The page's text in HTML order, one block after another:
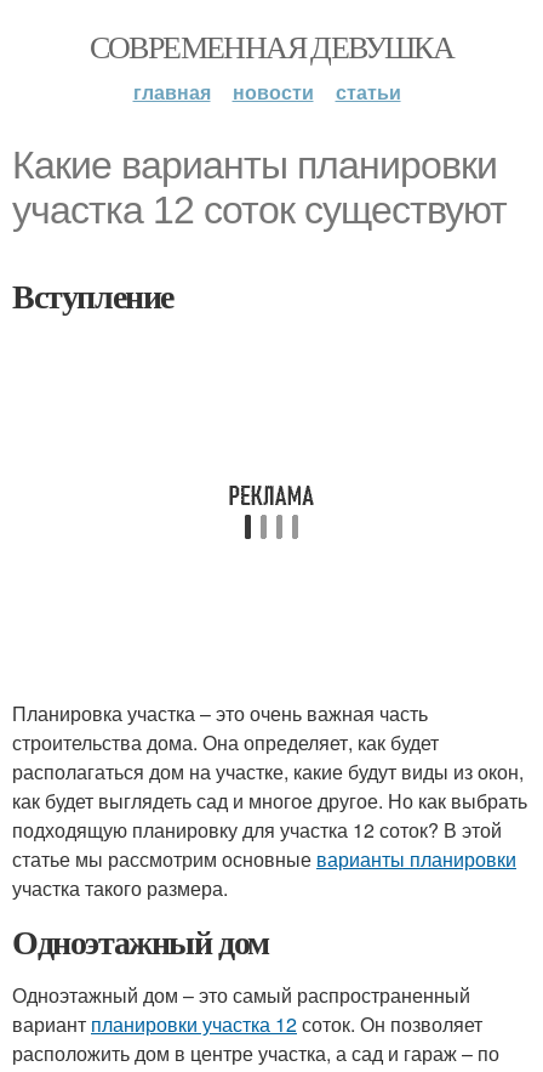
СОВРЕМЕННАЯ ДЕВУШКА
главная новости статьи
Какие варианты планировки
участка 12 соток существуют
Вступление
Планировка участка – это очень важная часть
строительства дома. Она определяет, как будет
располагаться дом на участке, какие будут виды из окон,
как будет выглядеть сад и многое другое. Но как выбрать
подходящую планировку для участка 12 соток? В этой
статье мы рассмотрим основные варианты планировки
участка такого размера.
Одноэтажный дом
Одноэтажный дом – это самый распространенный
вариант планировки участка 12соток. Он позволяет
расположить дом в центре участка, а сад и гараж – по